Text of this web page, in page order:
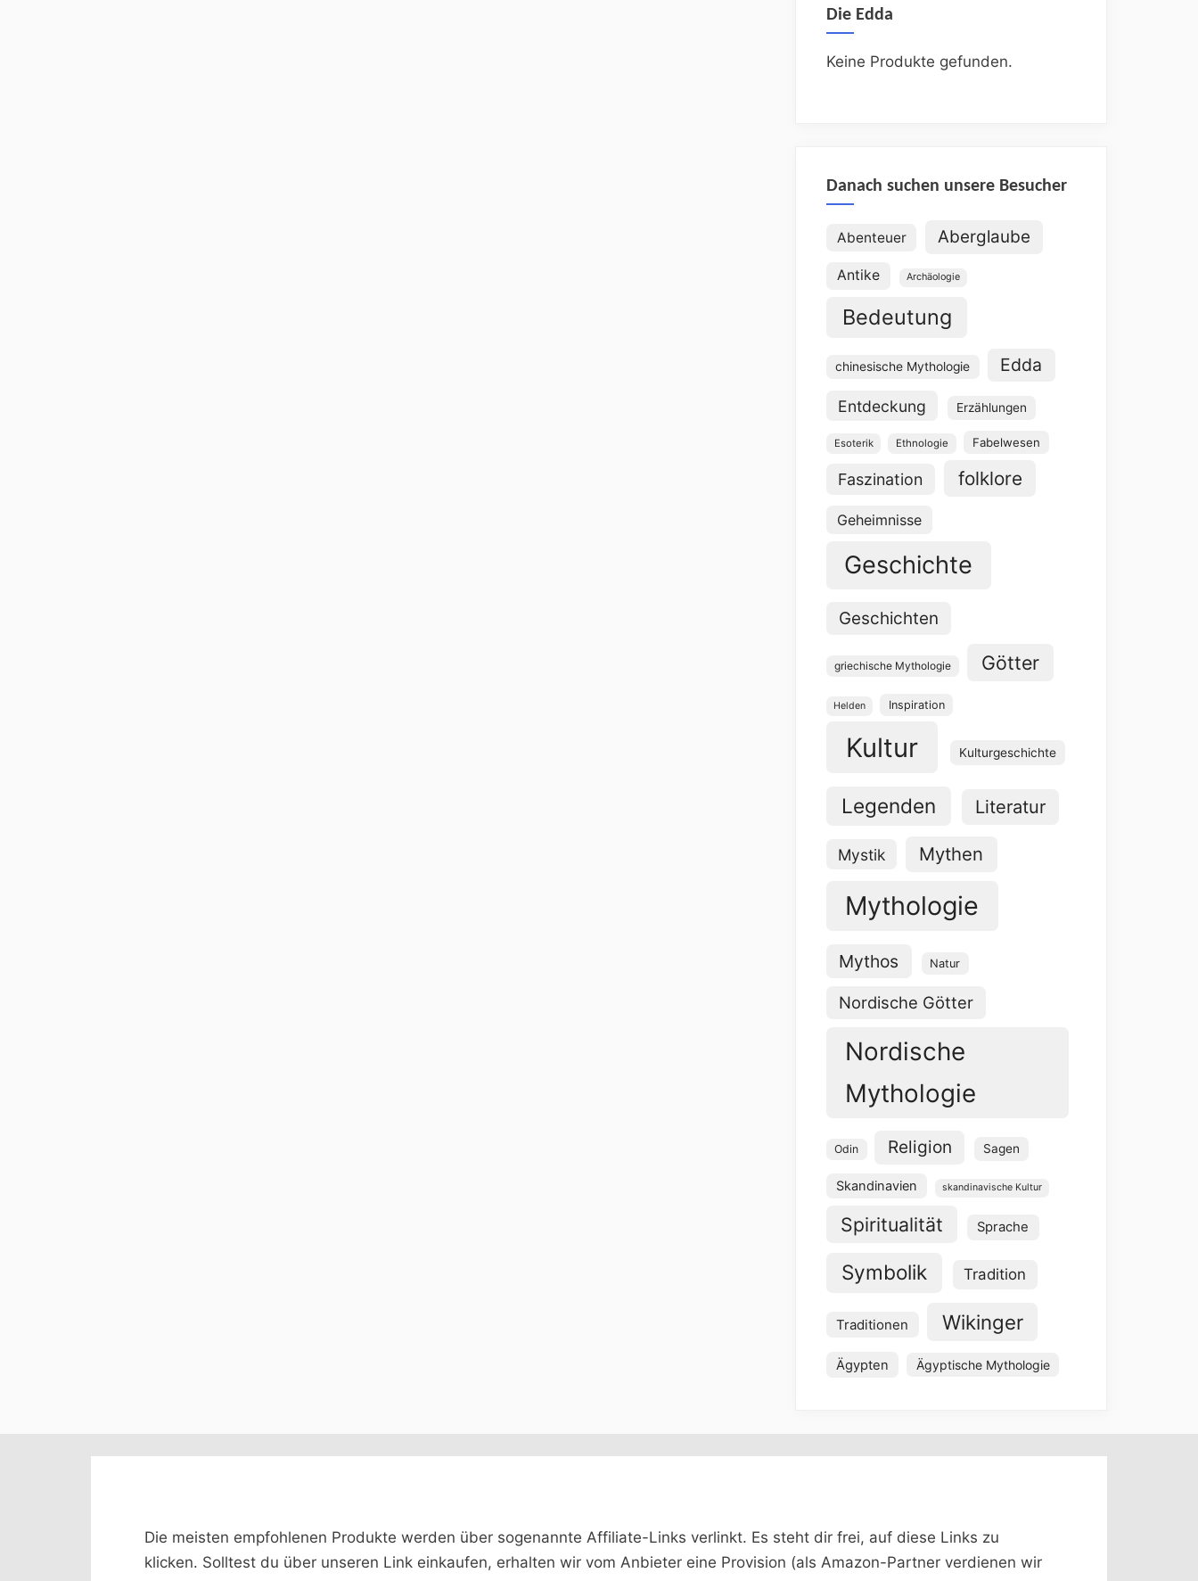
Die Edda
Keine Produkte gefunden.
Danach suchen unsere Besucher
Abenteuer Aberglaube
Antike Archäologie
Bedeutung
chinesische Mythologie Edda
Entdeckung Erzählungen
Esoterik Ethnologie Fabelwesen
Faszination folklore
Geheimnisse
Geschichte
Geschichten
griechische Mythologie Götter
Helden Inspiration
Kultur Kulturgeschichte
Legenden Literatur
Mystik Mythen
Mythologie
Mythos Natur
Nordische Götter
Nordische
Mythologie
Odin Religion Sagen
Skandinavien skandinavische Kultur
Spiritualität Sprache
Symbolik Tradition
Traditionen Wikinger
Ägypten Ägyptische Mythologie
Die meisten empfohlenen Produkte werden über sogenannte Affiliate-Links verlinkt. Es steht dir frei, auf diese Links zu
klicken. Solltest du über unseren Link einkaufen, erhalten wir vom Anbieter eine Provision (als Amazon-Partner verdienen wir